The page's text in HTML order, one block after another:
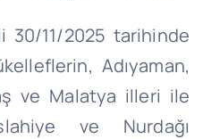
11/2025 tarihinde
Adıyaman,
ve Malatya illeri ile
ve Nurdağı